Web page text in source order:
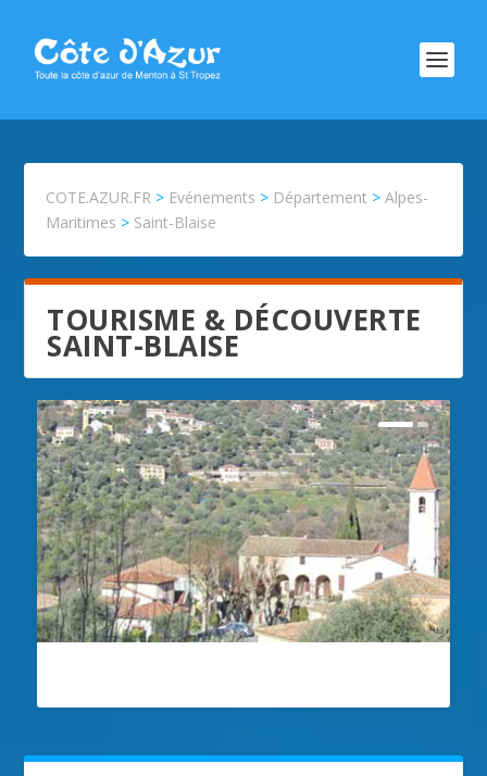
COTE.AZUR.FR > Evénements > Département >Alpes-
Maritimes > Saint-Blaise
TOURISME & DÉCOUVERTE
SAINT-BLAISE